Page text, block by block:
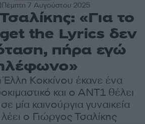
Πέμπτη 7 Αυγούστου 2025
«Για το
the Lyrics δεν
πήρα εγώ
Έλλη Κοκκίνου έκανε ένα
και ο ΑΝΤ1 θέλει
μία καινούργια γυναικεία
ο Γιώργος Τσαλίκης